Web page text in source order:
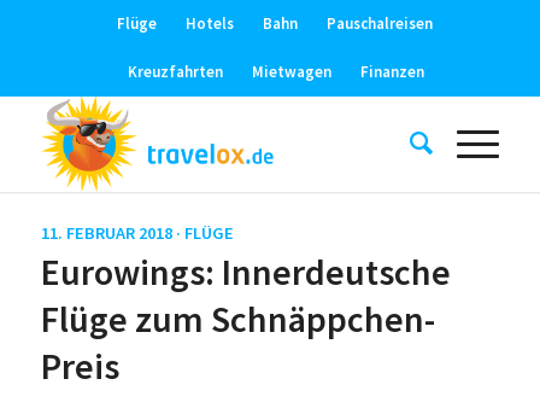
Flüge Hotels Bahn Pauschalreisen
Kreuzfahrten Mietwagen Finanzen
11. FEBRUAR 2018 · FLÜGE
Eurowings: Innerdeutsche
Flüge zum Schnäppchen-
Preis